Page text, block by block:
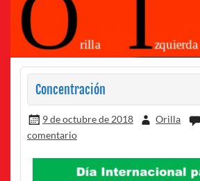
Concentración
9 de octubre de 2018 Orilla
comentario